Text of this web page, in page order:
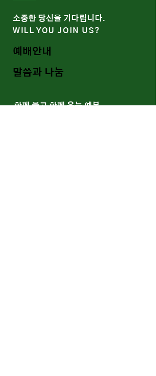
​소중한 당신을 기다립니다.
WILL YOU JOIN US?
예배안내
말씀과 나눔
함께 울고 함께 웃는 예봄